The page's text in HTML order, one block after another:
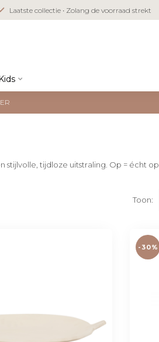
Laatste collectie • Zolang de voorraad strekt
tijdloze uitstraling. Op = écht op.
Toon:
-30%